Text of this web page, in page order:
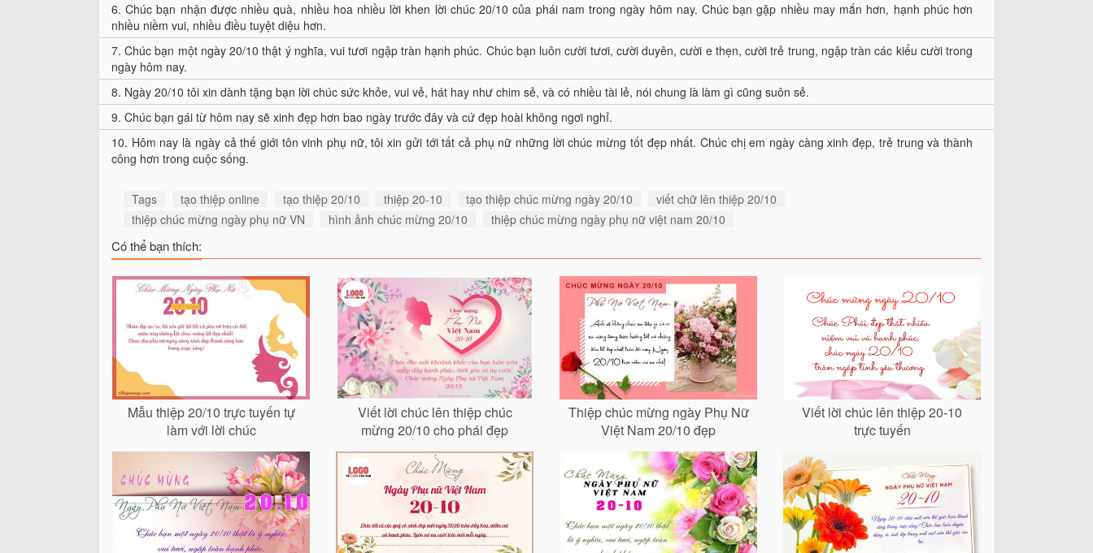
6.Chúc bạn nhận được nhiều quà, nhiều hoa nhiều lời khen lời chúc 20/10 của phái nam trong ngày hôm nay. Chúc bạn gặp nhiều may mắn hơn, hạnh phúc hơn
nhiều niềm vui, nhiều điều tuyệt diệu hơn.
7.Chúc bạn một ngày 20/10 thật ý nghĩa, vui tươi ngập tràn hạnh phúc. Chúc bạn luôn cười tươi, cười duyên, cười e thẹn, cười trẻ trung, ngập tràn các kiểu cười trong
ngày hôm nay.
8. Ngày 20/10 tôi xin dành tặng bạn lời chúc sức khỏe, vui vẻ, hát hay như chim sẻ, và có nhiều tài lẻ, nói chung là làm gì cũng suôn sẻ.
9. Chúc bạn gái từ hôm nay sẽ xinh đẹp hơn bao ngày trư­ớc đây và cứ đẹp hoài không ngơi nghỉ.
10. Hôm nay là ngày cả thế giới tôn vinh phụ nữ, tôi xin gửi tới tất cả phụ nữ những lời chúc mừng tốt đẹp nhất. Chúc chị em ngày càng xinh đẹp, trẻ trung và thành
công hơn trong cuộc sống.
Tags tạo thiệp online tạo thiệp 20/10 thiệp 20-10 tạo thiệp chúc mừng ngày 20/10
viết chữ lên thiệp 20/10
thiệp chúc mừng ngày phụ nữ VN
hình ảnh chúc mừng 20/10 thiệp chúc mừng ngày phụ nữ việt nam 20/10
Có thể bạn thích:
Mẫu thiệp 20/10 trực tuyến tự
làm với lời chúc
Viết lời chúc lên thiệp chúc
mừng 20/10 cho phái đẹp
Thiệp chúc mừng ngày Phụ Nữ
Việt Nam 20/10 đẹp
Viết lời chúc lên thiệp 20-10
trực tuyến